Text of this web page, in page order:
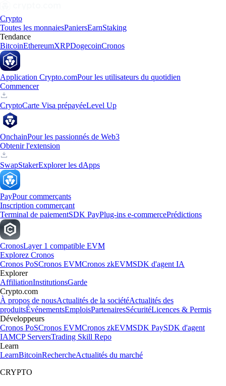
Crypto
Toutes les monnaiesPaniersEarnStaking
Tendance
BitcoinEthereumXRPDogecoinCronos
Application Crypto.comPour les utilisateurs du quotidien
Commencer
CryptoCarte Visa prépayéeLevel Up
OnchainPour les passionnés de Web3
Obtenir l'extension
SwapStakerExplorer les dApps
PayPour commerçants
Inscription commerçant
Terminal de paiementSDK PayPlug-ins e-commercePrédictions
CronosLayer 1 compatible EVM
Explorez Cronos
Cronos PoSCronos EVMCronos zkEVMSDK d'agent IA
Explorer
AffiliationInstitutionsGarde
Crypto.com
À propos de nousActualités de la sociétéActualités des
produitsÉvénementsEmploisPartenairesSécuritéLicences & Permis
Développeurs
Cronos PoSCronos EVMCronos zkEVMSDK PaySDK d'agent
IAMCP ServersTrading Skill Repo
Learn
LearnBitcoinRechercheActualités du marché
CRYPTO